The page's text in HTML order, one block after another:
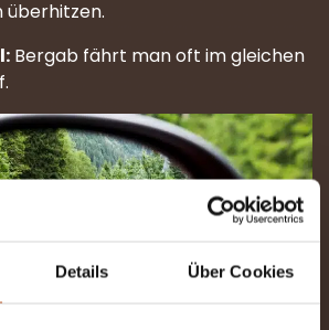
Details Über Cookies
überhitzen.
Bergab fährt man oft im gleichen